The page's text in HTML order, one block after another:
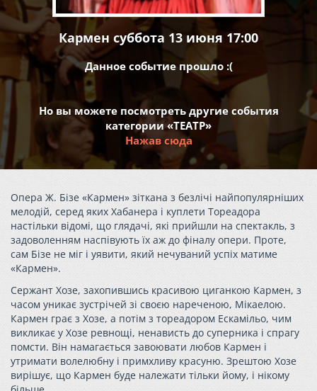
Кармен суббота 13 июня 17:00
Данное событие прошло :(
Но вы можете посмотреть другие события
категории «ТЕАТР»
Нажав сюда
Опера Ж. Бізе «Кармен» зіткана з безлічі найпопулярніших
мелодій, серед яких Хабанера і куплети Тореадора
настільки відомі, що глядачі, які прийшли на спектакль, з
задоволенням наспівують їх аж до фіналу опери. Проте,
сам Бізе не міг і уявити, який нечуваний успіх матиме
«Кармен».
Сержант Хозе, захопившись красивою циганкою Кармен, з
часом уникає зустрічей зі своєю нареченою, Мікаелою.
Кармен грає з Хозе, а потім з тореадором Ескамільо, чим
викликає у Хозе ревнощі, ненависть до суперника і спрагу
помсти. Він намагається завоювати любов Кармен і
утримати волелюбну і примхливу красуню. Зрештою Хозе
вирішує, що Кармен буде належати тільки йому, і нікому